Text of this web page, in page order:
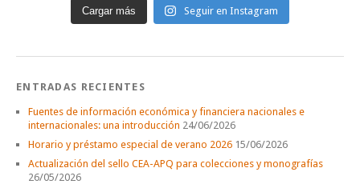
Cargar más Seguir en Instagram
ENTRADAS RECIENTES
Fuentes de información económica y financiera nacionales e
internacionales: una introducción 24/06/2026
Horario y préstamo especial de verano 2026 15/06/2026
Actualización del sello CEA-APQ para colecciones y monografías
26/05/2026